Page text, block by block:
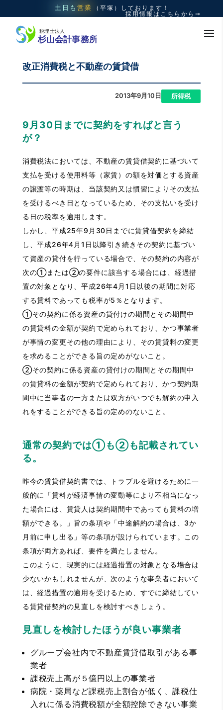
土日も 営業 （平塚）
しております！
採用情報はこちらから➞
改正消費税と不動産の賃貸借
2013年9月10日 所得税
9月30日までに契約をすればと言う
が？
消費税法においては、不動産の賃貸借契約に基づいて
支払を受ける使用料等（家賃）の額を対価とする資産
の譲渡等の時期は、当該契約又は慣習によりその支払
を受けるべき日となっているため、その支払いを受け
る日の税率を適用します。
しかし、平成25年9月30日までに賃貸借契約を締結
し、平成26年4月1日以降引き続きその契約に基づい
て資産の貸付を行っている場合で、その契約の内容が
次の①または②の要件に該当する場合には、経過措
置の対象となり、平成26年4月1日以後の期間に対応
する賃料であっても税率が5％となります。
①その契約に係る資産の貸付けの期間とその期間中
の賃貸料の金額が契約で定められており、かつ事業者
が事情の変更その他の理由により、その賃貸料の変更
を求めることができる旨の定めがないこと。
②その契約に係る資産の貸付けの期間とその期間中
の賃貸料の金額が契約で定められており、かつ契約期
間中に当事者の一方または双方がいつでも解約の申入
れをすることができる旨の定めのないこと。
通常の契約では①も②も記載されてい
る。
昨今の賃貸借契約書では、トラブルを避けるために一
般的に「賃料が経済事情の変動等により不相当になっ
た場合には、賃貸人は契約期間中であっても賃料の増
額ができる。」旨の条項や「中途解約の場合は、3か
月前に申し出る」等の条項が設けられています。この
条項が両方あれば、要件を満たしません。
このように、現実的には経過措置の対象となる場合は
少ないかもしれませんが、次のような事業者において
は、経過措置の適用を受けるため、すでに締結してい
る賃貸借契約の見直しを検討すべきしょう。
見直しを検討したほうが良い事業者
グループ会社内で不動産賃貸借取引がある事
業者
課税売上高が５億円以上の事業者
病院・薬局など課税売上割合が低く、課税仕
入れに係る消費税額が全額控除できない事業